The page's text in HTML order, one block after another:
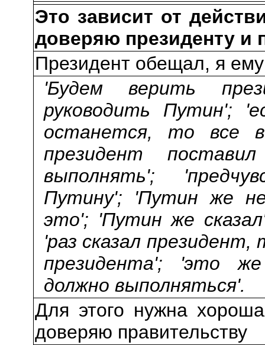
Это зависит от
доверяю президенту и
Президент обещал, я
'Будем верить
руководить Путин';
останется, то все
президент
выполнять';
Путину'; 'Путин же
это'; 'Путин же
'раз сказал
президента'; 'это
должно выполняться'.
Для этого нужна
доверяю правительству